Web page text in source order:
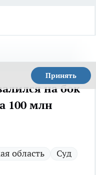
Принять
на бок
100 млн
область
Суд